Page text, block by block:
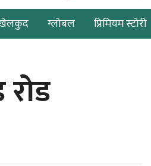
ग्लोबल प्रिमियम स्टोरी